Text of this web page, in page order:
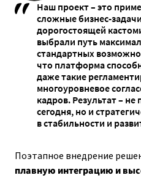
Наш проект – это
сложные бизнес-
дорогостоящей
выбрали путь
стандартных
что платформа
даже такие
многоуровневое
кадров. Результат –
сегодня, но и
в стабильности и
Поэтапное внедрение
плавную интеграцию и